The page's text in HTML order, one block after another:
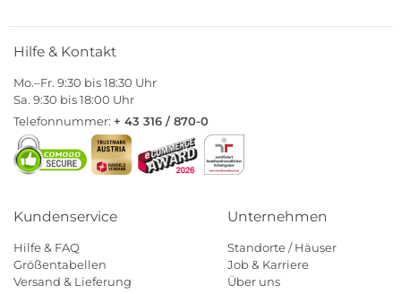
Hilfe & Kontakt
Mo.–Fr. 9:30 bis 18:30 Uhr
Sa. 9:30 bis 18:00 Uhr
Telefonnummer: + 43 316 / 870-0
Kundenservice
Hilfe & FAQ
Größentabellen
Versand & Lieferung
Unternehmen
Standorte / Häuser
Job & Karriere
Über uns